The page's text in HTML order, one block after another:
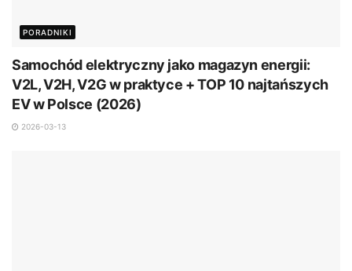
PORADNIKI
Samochód elektryczny jako magazyn energii:
V2L, V2H, V2G w praktyce + TOP 10 najtańszych
EV w Polsce (2026)
2026-03-13